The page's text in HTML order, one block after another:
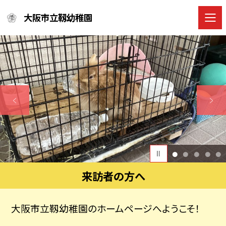
大阪市立靱幼稚園
1 2 3 4 5
来訪者の方へ
大阪市立靱幼稚園のホームページへようこそ！